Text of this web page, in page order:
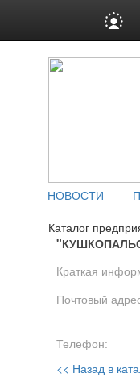
НОВОСТИ
Каталог
Краткая
Почтовый
Телефон:
<< Назад в